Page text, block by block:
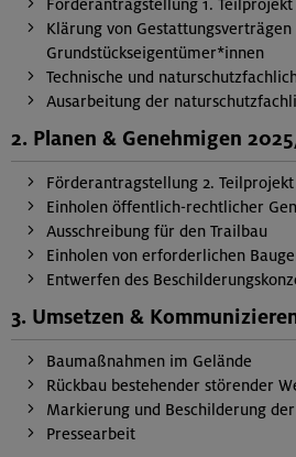
Förderantragstellung 1. Teilprojekt
Klärung von Gestattungsverträgen
Grundstückseigentümer*innen
Technische und
Ausarbeitung der
2. Planen & Genehmigen
Förderantragstellung 2. Teilprojekt
Einholen öffentlich-rechtlicher
Ausschreibung für den Trailbau
Einholen von erforderlichen
Entwerfen des
3. Umsetzen &
Baumaßnahmen im Gelände
Rückbau bestehender störender
Markierung und Beschilderung
Pressearbeit